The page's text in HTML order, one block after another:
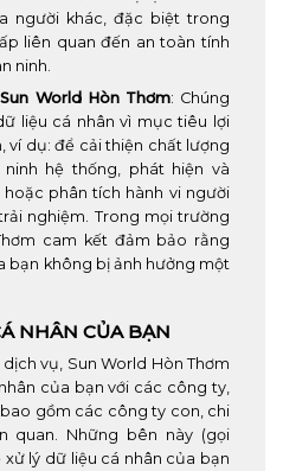
người khác, đặc biệt trong
liên quan đến an toàn tính
ninh.
World Hòn Thơm: Chúng
liệu cá nhân vì mục tiêu lợi
ví dụ: để cải thiện chất lượng
hệ thống, phát hiện và
phân tích hành vi người
nghiệm. Trong mọi trường
cam kết đảm bảo rằng
bạn không bị ảnh hưởng một
NHÂN CỦA BẠN
vụ, Sun World Hòn Thơm
của bạn với các công ty,
gồm các công ty con, chi
quan. Những bên này (gọi
xử lý dữ liệu cá nhân của bạn